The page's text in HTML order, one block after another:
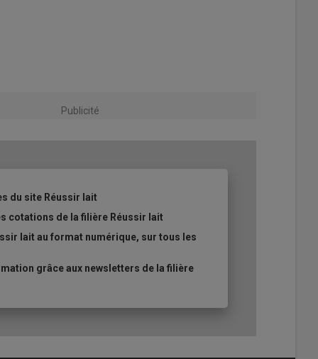
Publicité
du site Réussir lait
cotations de la filière Réussir lait
lait au format numérique, sur tous les
grâce aux newsletters de la filière